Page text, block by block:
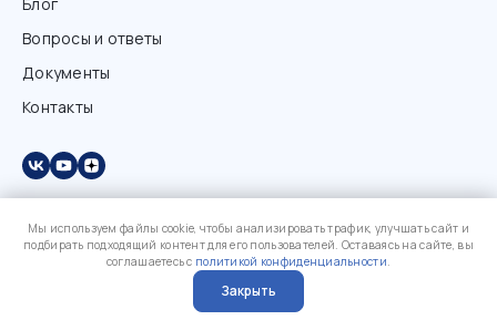
Вопросы и ответы
Документы
Контакты
Мы используем файлы cookie, чтобы анализировать трафик, улучшать сайт и
подбирать подходящий контент для его пользователей. Оставаясь на сайте, вы
соглашаетесь с политикой конфиденциальности.
Закрыть